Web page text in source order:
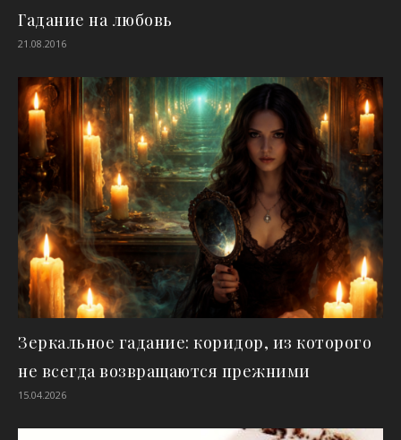
Гадание на любовь
21.08.2016
Зеркальное гадание: коридор, из которого
не всегда возвращаются прежними
15.04.2026